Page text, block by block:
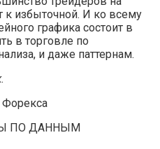
избыточной. И ко всему
графика состоит в
в торговле по
и даже паттернам.
ПО ДАННЫМ